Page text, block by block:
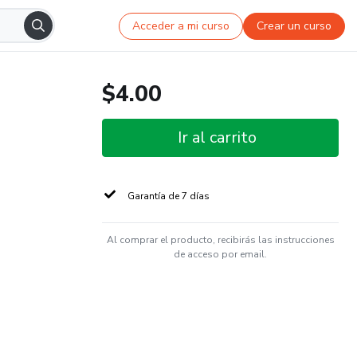
Acceder a mi curso Crear un curso
$4.00
Ir al carrito
Garantía de 7 días
Al comprar el producto, recibirás las instrucciones
de acceso por email.